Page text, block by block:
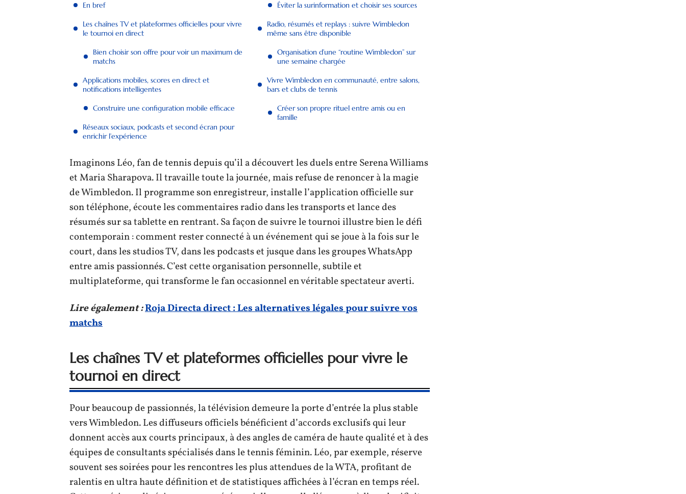
En bref
Les chaînes TV et plateformes officielles pour vivre
le tournoi en direct
Bien choisir son offre pour voir un maximum de
matchs
Applications mobiles, scores en direct et
notifications intelligentes
Construire une configuration mobile efficace
Réseaux sociaux, podcasts et second écran pour
enrichir l’expérience
Éviter la surinformation et choisir ses sources
Radio, résumés et replays : suivre Wimbledon
même sans être disponible
Organisation d’une “routine Wimbledon” sur
une semaine chargée
Vivre Wimbledon en communauté, entre salons,
bars et clubs de tennis
Créer son propre rituel entre amis ou en
famille
Imaginons Léo, fan de tennis depuis qu’il a découvert les duels entre Serena Williams
et Maria Sharapova. Il travaille toute la journée, mais refuse de renoncer à la magie
de Wimbledon. Il programme son enregistreur, installe l’application officielle sur
son téléphone, écoute les commentaires radio dans les transports et lance des
résumés sur sa tablette en rentrant. Sa façon de suivre le tournoi illustre bien le défi
contemporain : comment rester connecté à un événement qui se joue à la fois sur le
court, dans les studios TV, dans les podcasts et jusque dans les groupes WhatsApp
entre amis passionnés. C’est cette organisation personnelle, subtile et
multiplateforme, qui transforme le fan occasionnel en véritable spectateur averti.
Lire également :Roja Directa direct : Les alternatives légales pour suivre vos
matchs
Les chaînes TV et plateformes officielles pour vivre le
tournoi en direct
Pour beaucoup de passionnés, la télévision demeure la porte d’entrée la plus stable
vers Wimbledon. Les diffuseurs officiels bénéficient d’accords exclusifs qui leur
donnent accès aux courts principaux, à des angles de caméra de haute qualité et à des
équipes de consultants spécialisés dans le tennis féminin. Léo, par exemple, réserve
souvent ses soirées pour les rencontres les plus attendues de la WTA, profitant de
ralentis en ultra haute définition et de statistiques affichées à l’écran en temps réel.